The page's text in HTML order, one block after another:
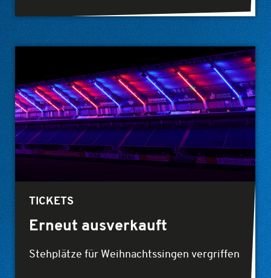
TICKETS
Erneut ausverkauft
Stehplätze für Weihnachtssingen vergriffen